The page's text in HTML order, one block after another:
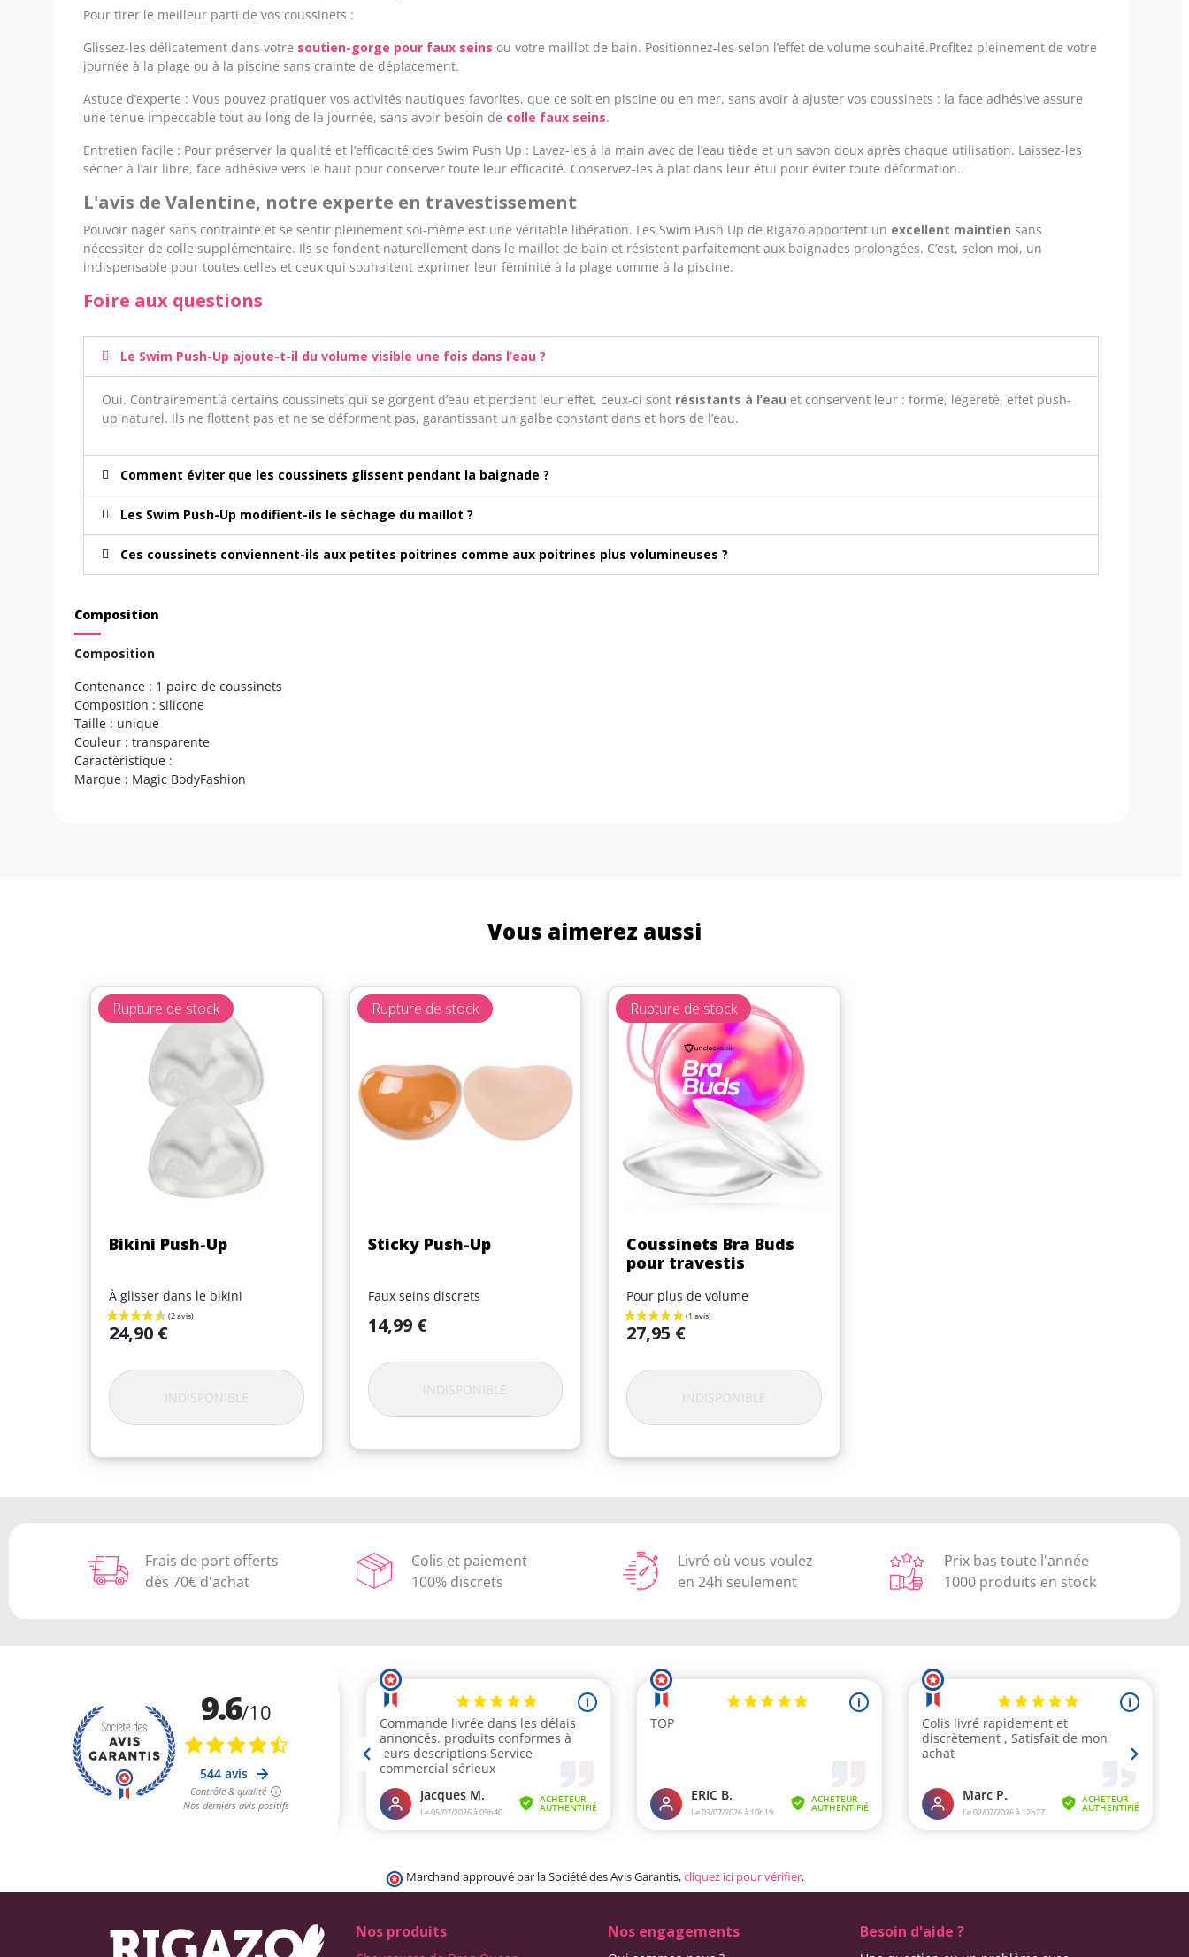
Pour tirer le meilleur parti de vos coussinets :
Glissez-les délicatement dans votre soutien-gorge pour faux seins ou votre maillot de bain. Positionnez-les selon l’effet de volume souhaité.Profitez pleinement de votre
journée à la plage ou à la piscine sans crainte de déplacement.
Astuce d’experte : Vous pouvez pratiquer vos activités nautiques favorites, que ce soit en piscine ou en mer, sans avoir à ajuster vos coussinets : la face adhésive assure
une tenue impeccable tout au long de la journée, sans avoir besoin de colle faux seins.
Entretien facile : Pour préserver la qualité et l’efficacité des Swim Push Up : Lavez-les à la main avec de l’eau tiède et un savon doux après chaque utilisation. Laissez-les
sécher à l’air libre, face adhésive vers le haut pour conserver toute leur efficacité. Conservez-les à plat dans leur étui pour éviter toute déformation..
L'avis de Valentine, notre experte en travestissement
Pouvoir nager sans contrainte et se sentir pleinement soi-même est une véritable libération. Les Swim Push Up de Rigazo apportent un excellent maintien sans
nécessiter de colle supplémentaire. Ils se fondent naturellement dans le maillot de bain et résistent parfaitement aux baignades prolongées. C’est, selon moi, un
indispensable pour toutes celles et ceux qui souhaitent exprimer leur féminité à la plage comme à la piscine.
Foire aux questions
Le Swim Push-Up ajoute-t-il du volume visible une fois dans l’eau ?
Oui. Contrairement à certains coussinets qui se gorgent d’eau et perdent leur effet, ceux-ci sont résistants à l’eau et conservent leur : forme, légèreté, effet push-
up naturel. Ils ne flottent pas et ne se déforment pas, garantissant un galbe constant dans et hors de l’eau.
Comment éviter que les coussinets glissent pendant la baignade ?
Les Swim Push-Up modifient-ils le séchage du maillot ?
Ces coussinets conviennent-ils aux petites poitrines comme aux poitrines plus volumineuses ?
Composition
Composition
Contenance : 1 paire de coussinets
Composition : silicone
Taille : unique
Couleur : transparente
Caractéristique :
Marque : Magic BodyFashion
Vous aimerez aussi
Aperçu rapide
Bikini Push-Up
À glisser dans le bikini
Prix
24,90 €
INDISPONIBLE
Rupture de stock
Aperçu rapide
Sticky Push-Up
Faux seins discrets
Prix
14,99 €
INDISPONIBLE
Rupture de stock
Aperçu rapide
Coussinets Bra Buds
pour travestis
Pour plus de volume
Prix
27,95 €
INDISPONIBLE
Rupture de stock
Frais de port offerts
dès 70€ d'achat
Colis et paiement
100% discrets
Livré où vous voulez
en 24h seulement
Prix bas toute l'année
1000 produits en stock
Marchand approuvé par la Société des Avis Garantis,cliquez ici pour vérifier.
Nos produits Nos engagements Besoin d'aide ?